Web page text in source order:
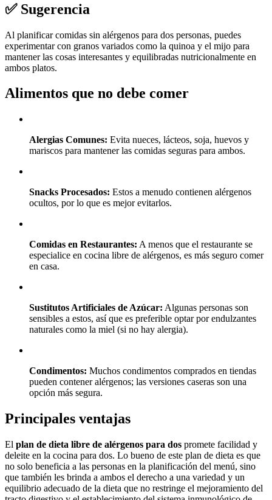
✅ Sugerencia
Al planificar comidas sin alérgenos para dos personas, puedes
experimentar con granos variados como la quinoa y el mijo para
mantener las cosas interesantes y equilibradas nutricionalmente en
ambos platos.
Alimentos que no debe comer
Alergias Comunes: Evita nueces, lácteos, soja, huevos y
mariscos para mantener las comidas seguras para ambos.
Snacks Procesados: Estos a menudo contienen alérgenos
ocultos, por lo que es mejor evitarlos.
Comidas en Restaurantes: A menos que el restaurante se
especialice en cocina libre de alérgenos, es más seguro comer
en casa.
Sustitutos Artificiales de Azúcar: Algunas personas son
sensibles a estos, así que es preferible optar por endulzantes
naturales como la miel (si no hay alergia).
Condimentos: Muchos condimentos comprados en tiendas
pueden contener alérgenos; las versiones caseras son una
opción más segura.
Principales ventajas
El plan de dieta libre de alérgenos para dos promete facilidad y
deleite en la cocina para dos. Lo bueno de este plan de dieta es que
no solo beneficia a las personas en la planificación del menú, sino
que también les brinda a ambos el derecho a una variedad y un
equilibrio adecuado de la dieta que no restringe el mejoramiento del